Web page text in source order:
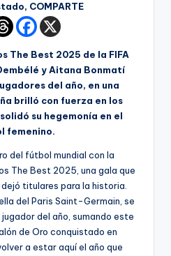
COMPARTE
The Best 2025 de la FIFA
y Aitana Bonmatí
del año, en una
brilló con fuerza en los
su hegemonía en el
femenino.
del fútbol mundial con la
The Best 2025, una gala que
titulares para la historia.
del Paris Saint-Germain, se
del año, sumando este
de Oro conquistado en
a estar aquí el año que